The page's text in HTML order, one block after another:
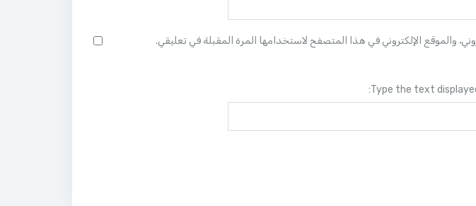
والموقع الإلكتروني في هذا المتصفح لاستخدامها المرة المقبلة في تعليقي.
Type the text